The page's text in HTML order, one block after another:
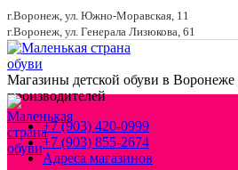
г.Воронеж, ул. Южно-Моравская, 11
г.Воронеж, ул. Генерала Лизюкова, 61
Магазины детской обуви в Воронеже
производителей
+7 (903) 420-0999
+7 (903) 855-2674
Адреса магазинов